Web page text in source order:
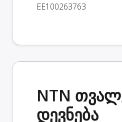
EE100263763
NTN
დევნება